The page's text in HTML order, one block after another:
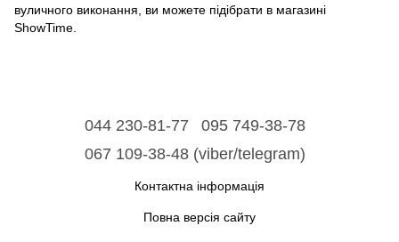
вуличного виконання, ви можете підібрати в магазині
ShowTime.
044 230-81-77
095 749-38-78
067 109-38-48 (viber/telegram)
Контактна інформація
Повна версія сайту